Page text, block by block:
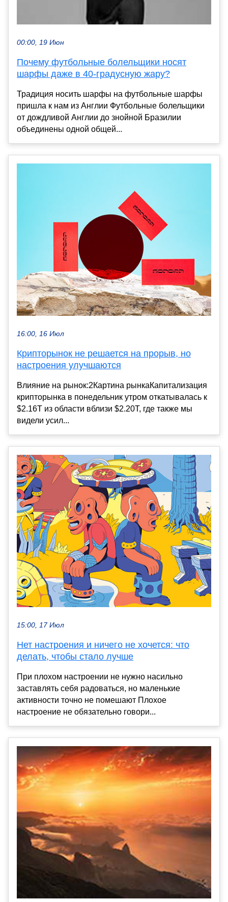
00:00, 19 Июн
Почему футбольные болельщики носят
шарфы даже в 40-градусную жару?
Традиция носить шарфы на футбольные шарфы
пришла к нам из Англии Футбольные болельщики
от дождливой Англии до знойной Бразилии
объединены одной общей...
16:00, 16 Июл
Крипторынок не решается на прорыв, но
настроения улучшаются
Влияние на рынок:2Картина рынкаКапитализация
крипторынка в понедельник утром откатывалась к
$2.16T из области вблизи $2.20T, где также мы
видели усил...
15:00, 17 Июл
Нет настроения и ничего не хочется: что
делать, чтобы стало лучше
При плохом настроении не нужно насильно
заставлять себя радоваться, но маленькие
активности точно не помешают Плохое
настроение не обязательно говори...